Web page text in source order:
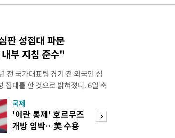
판 성접대 파문
부 지침 준수"
전 국가대표팀 경기 전 외국인 심
접대를 한 것으로 밝혀졌다. 6일 축
의원실은 축구협회가 2011~2012
성 접대한 사실을 확인했다. 당시
감독관 등 10여 명에게 한 번에
만원이 넘는 돈을 성
국제
'이란 통제' 호르무즈
개방 임박…美 수용